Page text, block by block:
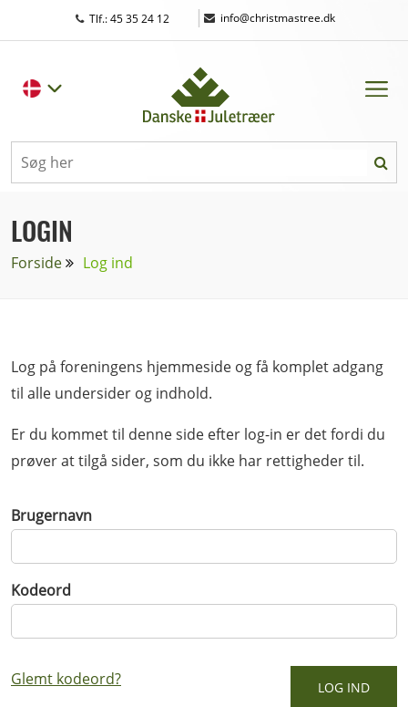
Tlf.: 45 35 24 12 | info@christmastree.dk
LOGIN
Forside Log ind
Log på foreningens hjemmeside og få komplet adgang
til alle undersider og indhold.
Er du kommet til denne side efter log-in er det fordi du
prøver at tilgå sider, som du ikke har rettigheder til.
Brugernavn
Kodeord
Glemt kodeord?